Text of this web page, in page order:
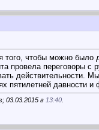
чтобы можно было
провела переговоры
действительности.
пятилетней давности
03.03.2015 в 13:40